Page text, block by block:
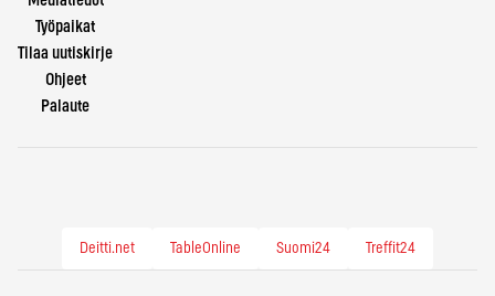
Työpaikat
Tilaa uutiskirje
Ohjeet
Palaute
Deitti.net TableOnline Suomi24 Treffit24